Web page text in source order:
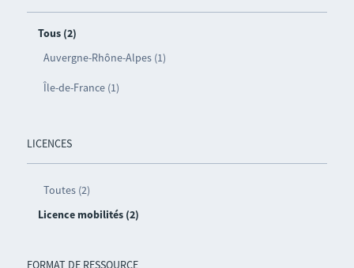
Tous (2)
Auvergne-Rhône-Alpes (1)
Île-de-France (1)
LICENCES
Toutes (2)
Licence mobilités (2)
FORMAT DE RESSOURCE